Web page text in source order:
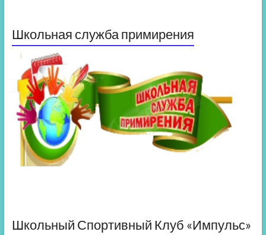
Школьная служба примирения
Школьный Спортивный Клуб «Импульс»